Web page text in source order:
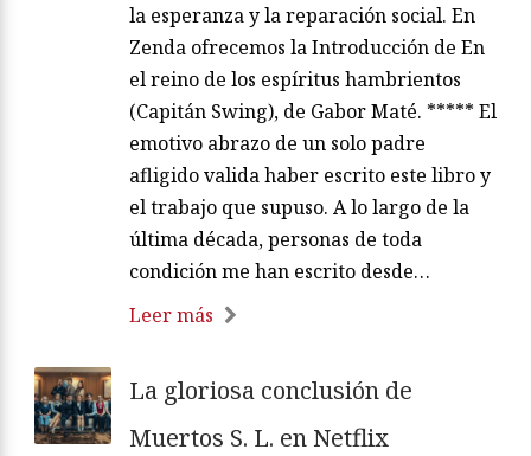
la esperanza y la reparación social. En
Zenda ofrecemos la Introducción de En
el reino de los espíritus hambrientos
(Capitán Swing), de Gabor Maté. ***** El
emotivo abrazo de un solo padre
afligido valida haber escrito este libro y
el trabajo que supuso. A lo largo de la
última década, personas de toda
condición me han escrito desde…
Leer más
La gloriosa conclusión de
Muertos S. L. en Netflix